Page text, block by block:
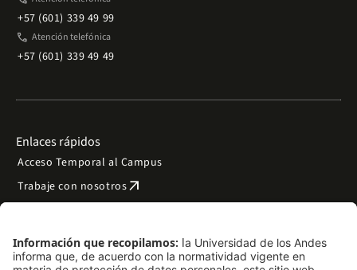
+57 (601) 339 49 99
phone Atención telefónica
+57 (601) 339 49 49
Enlaces rápidos
Acceso Temporal al Campus
Trabaje con nosotrosarrow_outward
Preguntas frecuentes
Filantropía y donacionesarrow_outward